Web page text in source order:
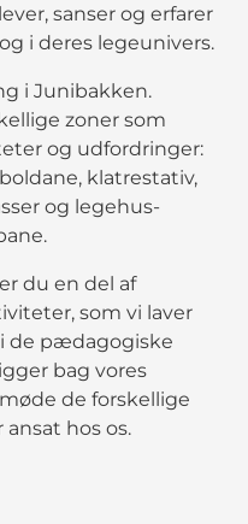
sanser og erfarer
i deres legeunivers.
i Junibakken.
zoner som
og udfordringer:
klatrestativ,
og legehus-
du en del af
som vi laver
de pædagogiske
bag vores
de forskellige
hos os.